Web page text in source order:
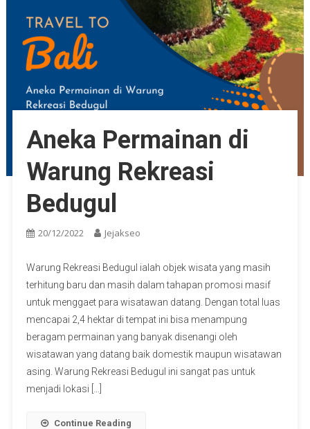
Aneka Permainan di
Warung Rekreasi
Bedugul
20/12/2022 Jejakseo
Warung Rekreasi Bedugul ialah objek wisata yang masih
terhitung baru dan masih dalam tahapan promosi masif
untuk menggaet para wisatawan datang. Dengan total luas
mencapai 2,4 hektar di tempat ini bisa menampung
beragam permainan yang banyak disenangi oleh
wisatawan yang datang baik domestik maupun wisatawan
asing. Warung Rekreasi Bedugul ini sangat pas untuk
menjadi lokasi […]
Continue Reading